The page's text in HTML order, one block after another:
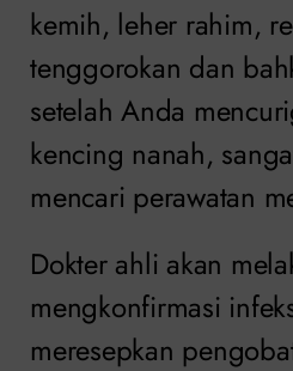
kemih, leher rahim,
tenggorokan dan
setelah Anda
kencing nanah,
mencari perawatan
Dokter ahli akan
mengkonfirmasi
meresepkan